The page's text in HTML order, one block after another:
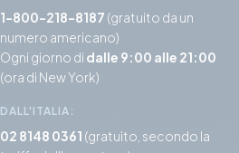
1-800-218-8187 (gratuito da un
numero americano)
Ogni giorno di dalle 9:00 alle 21:00
(ora di New York)
DALL'ITALIA:
02 8148 0361 (gratuito, secondo la